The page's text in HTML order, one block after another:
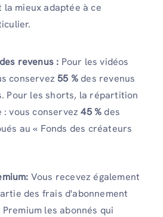
mieux adaptée à ce
revenus : Pour les vidéos
conservez55 %des revenus
Pour les shorts, la répartition
: vous conservez45 %des
au « Fonds des créateurs
Vous recevez également
des frais d'abonnement
Premium les abonnés qui